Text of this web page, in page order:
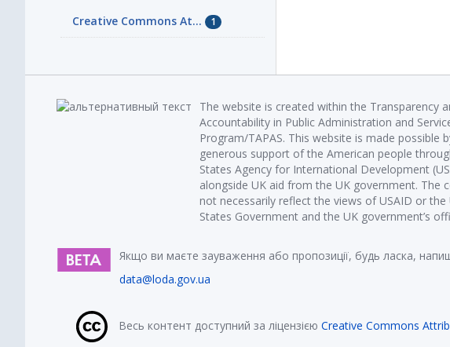
Creative Commons At... 1
The website is created within the Transparency
Accountability in Public Administration and
Program/TAPAS. This website is made possible
generous support of the American people
States Agency for International Development
alongside UK aid from the UK government. The
not necessarily reflect the views of USAID or the
States Government and the UK government’s
Якщо ви маєте зауваження або пропозиції, будь ласка,
data@loda.gov.ua
Весь контент доступний за ліцензією Creative Commons